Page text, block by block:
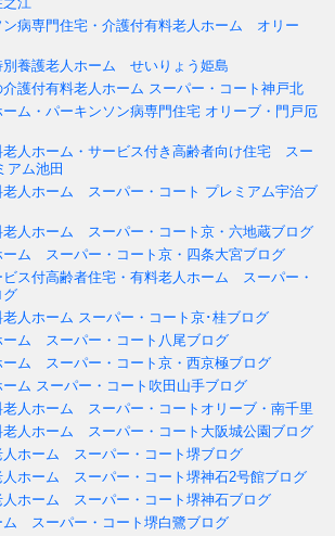
ン病専門住宅・介護付有料老人ホーム オリー
別養護老人ホーム せいりょう姫島
護付有料老人ホーム スーパー・コート神戸北
ム・パーキンソン病専門住宅 オリーブ・門戸厄
老人ホーム・サービス付き高齢者向け住宅 スー
アム池田
老人ホーム スーパー・コート プレミアム宇治ブ
老人ホーム スーパー・コート京・六地蔵ブログ
ーム スーパー・コート京・四条大宮ブログ
ス付高齢者住宅・有料老人ホーム スーパー・
グ
人ホーム スーパー・コート京･桂ブログ
ーム スーパー・コート八尾ブログ
ーム スーパー・コート京・西京極ブログ
ム スーパー・コート吹田山手ブログ
老人ホーム スーパー・コートオリーブ・南千里
老人ホーム スーパー・コート大阪城公園ブログ
人ホーム スーパー・コート堺ブログ
人ホーム スーパー・コート堺神石2号館ブログ
人ホーム スーパー・コート堺神石ブログ
ム スーパー・コート堺白鷺ブログ